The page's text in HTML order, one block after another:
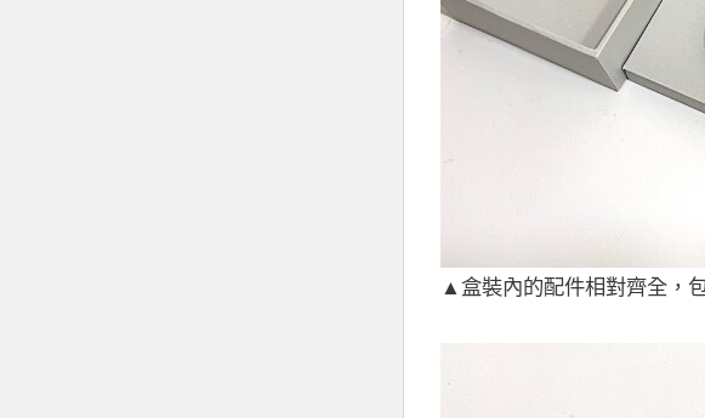
▲盒裝內的配件相對齊全，